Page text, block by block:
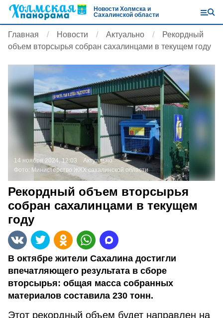
Новости Холмска и
Сахалинской области
Главная Новости Актуально
Рекордный
объем вторсырья собран сахалинцами в текущем году
14 ноября 2024, 12:03
Актуально
Фото: Министерство ЖКХ сахалинской области
Рекордный объем вторсырья
собран сахалинцами в текущем
году
В октябре жители Сахалина достигли
впечатляющего результата в сборе
вторсырья: общая масса собранных
материалов составила 230 тонн.
Этот рекордный объем будет направлен на